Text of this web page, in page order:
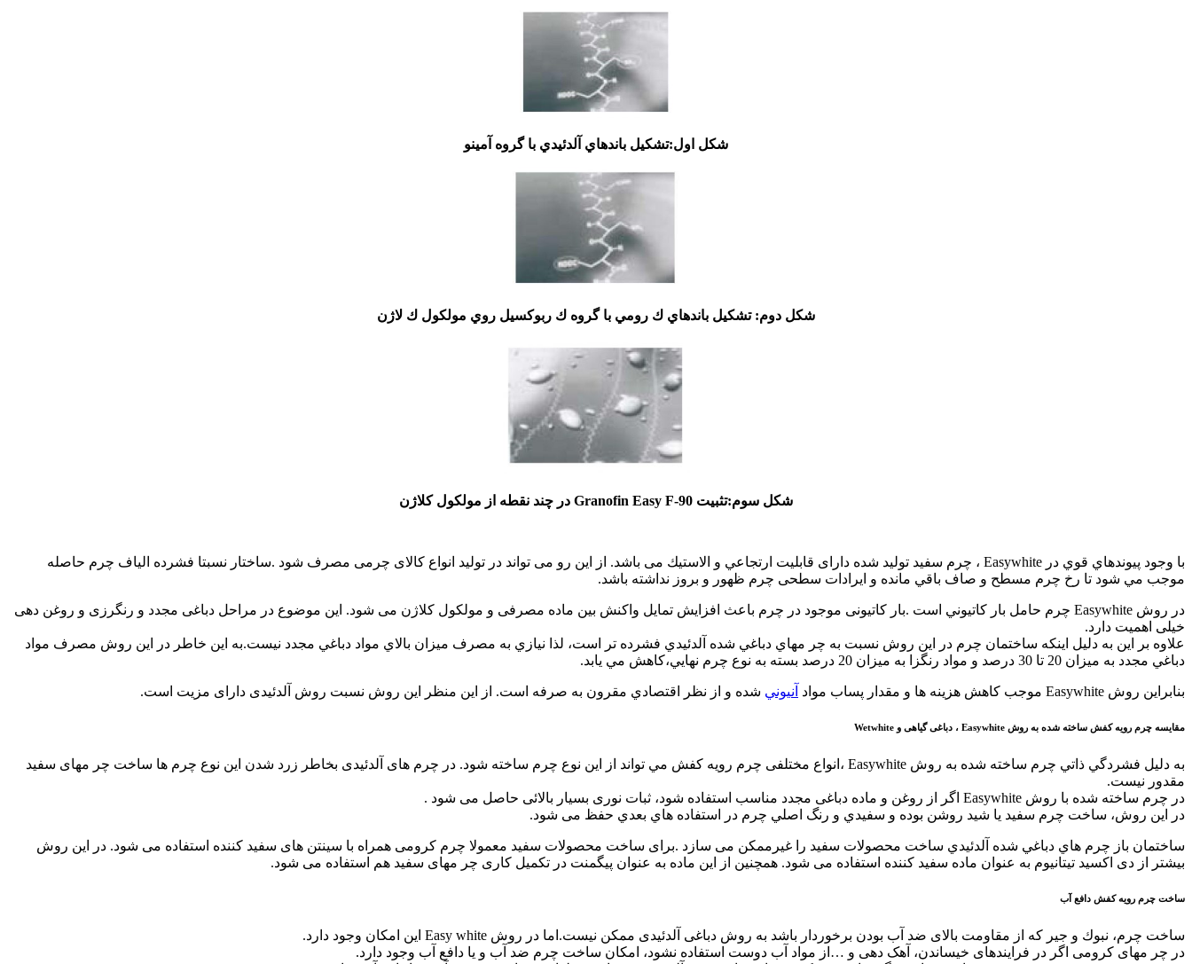
شكل اول:تشكيل باندهاي آلدئيدي با گروه آمينو
شكل دوم: تشكيل باندهاي ك رومي با گروه ك ربوكسيل روي مولكول ك لاژن
شكل سوم:تثبيت 90-Granofin Easy F در چند نقطه از مولكول كلاژن
با وجود پيوندهاي قوي در Easywhite ، چرم سفيد تولید شده دارای قابليت ارتجاعي و الاستيك می باشد. از این رو می تواند در تولید انواع کالای چرمی مصرف شود .ساختار نسبتا فشرده الياف چرم حاصله
موجب مي شود تا رخ چرم مسطح و صاف باقي مانده و ایرادات سطحی چرم ظهور و بروز نداشته باشد.
در روش Easywhite چرم حامل بار كاتيوني است .بار کاتیونی موجود در چرم باعث افزایش تمایل واکنش بین ماده مصرفی و مولکول کلاژن می شود. این موضوع در مراحل دباغی مجدد و رنگرزی و روغن دهی
خیلی اهمیت دارد.
علاوه بر اين به دليل اينكه ساختمان چرم در این روش نسبت به چر مهاي دباغي شده آلدئيدي فشرده تر است، لذا نيازي به مصرف ميزان بالاي مواد دباغي مجدد نیست.به این خاطر در اين روش مصرف مواد
دباغي مجدد به ميزان 20 تا 30 درصد و مواد رنگزا به ميزان 20 درصد بسته به نوع چرم نهايي،كاهش مي يابد.
بنابراين روش Easywhite موجب كاهش هزينه ها و مقدار پساب مواد آنيوني شده و از نظر اقتصادي مقرون به صرفه است. از این منظر این روش نسبت روش آلدئیدی دارای مزیت است.
مقایسه چرم رويه كفش ساخته شده به روش Easywhite ، دباغی گیاهی و Wetwhite
به دليل فشردگي ذاتي چرم ساخته شده به روش Easywhite ،انواع مختلفی چرم رويه كفش مي تواند از اين نوع چرم ساخته شود. در چرم های آلدئیدی بخاطر زرد شدن این نوع چرم ها ساخت چر مهای سفید
مقدور نیست.
در چرم ساخته شده با روش Easywhite اگر از روغن و ماده دباغی مجدد مناسب استفاده شود، ثبات نوری بسیار بالائی حاصل می شود .
در این روش، ساخت چرم سفيد يا شيد روشن بوده و سفيدي و رنگ اصلي چرم در استفاده هاي بعدي حفظ می شود.
ساختمان باز چرم هاي دباغي شده آلدئيدي ساخت محصولات سفيد را غيرممكن می سازد .برای ساخت محصولات سفید معمولا چرم کرومی همراه با سینتن های سفید کننده استفاده می شود. در این روش
بیشتر از دی اکسید تیتانیوم به عنوان ماده سفید کننده استفاده می شود. همچنین از این ماده به عنوان پیگمنت در تکمیل کاری چر مهای سفید هم استفاده می شود.
ساخت چرم رويه كفش دافع آب
ساخت چرم، نبوك و جير که از مقاومت بالای ضد آب بودن برخوردار باشد به روش دباغی آلدئیدی ممکن نیست.اما در روش Easy white این امکان وجود دارد.
در چر مهای کرومی اگر در فرایندهای خیساندن، آهک دهی و …از مواد آب دوست استفاده نشود، امکان ساخت چرم ضد آب و یا دافع آب وجود دارد.